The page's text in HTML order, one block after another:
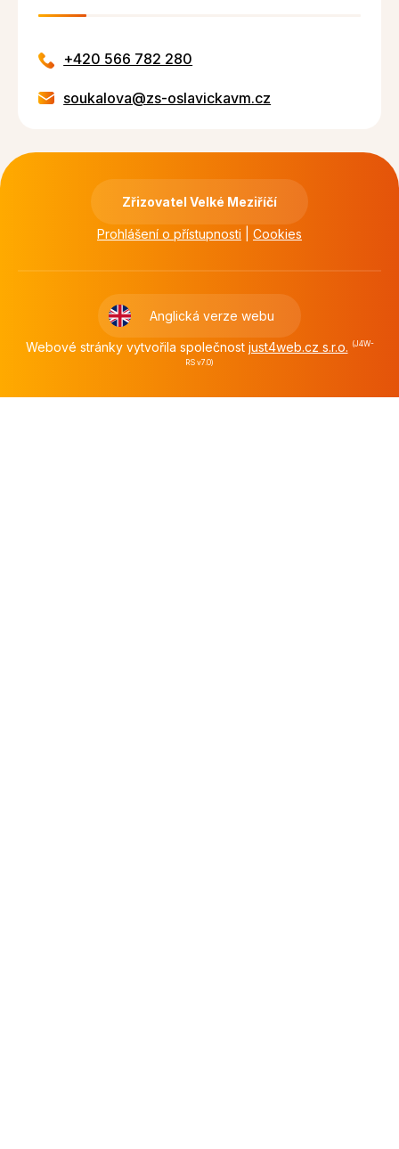
+420 566 782 280
soukalova@zs-oslavickavm.cz
Zřizovatel Velké Meziříčí
Prohlášení o přístupnosti Cookies
Anglická verze webu
Webové stránky vytvořila společnost just4web.cz s.r.o. (J4W-
RS v7.0)